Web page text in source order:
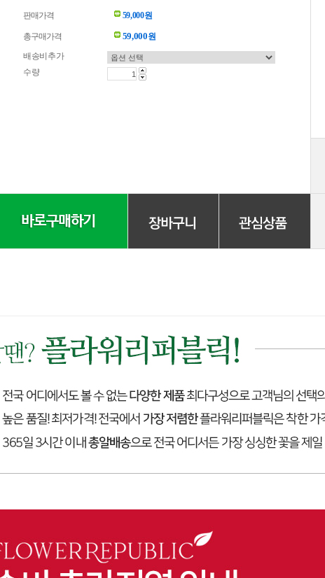
판매가격 59,000원
총구매가격 59,000원
배송비추가
수량